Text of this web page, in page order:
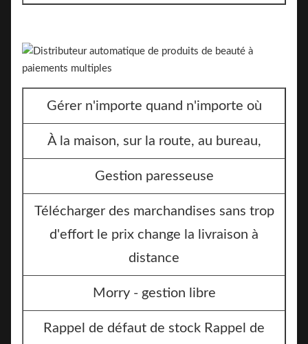
Gérer n'importe quand n'importe où
À la maison, sur la route, au bureau,
Gestion paresseuse
Télécharger des marchandises sans trop
d'effort le prix change la livraison à
distance
Morry - gestion libre
Rappel de défaut de stock Rappel de